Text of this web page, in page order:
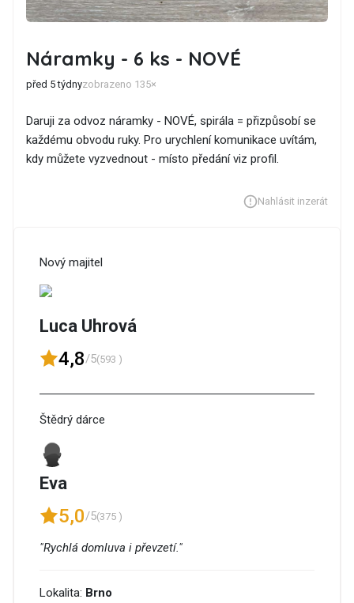
Náramky - 6 ks - NOVÉ
před 5 týdnyzobrazeno 135×
Daruji za odvoz náramky - NOVÉ, spirála = přizpůsobí se
každému obvodu ruky. Pro urychlení komunikace uvítám,
kdy můžete vyzvednout - místo předání viz profil.
Nahlásit inzerát
Nový majitel
Luca Uhrová
4,8/5(593 )
Štědrý dárce
Eva
5,0/5(375 )
"Rychlá domluva i převzetí."
Lokalita: Brno